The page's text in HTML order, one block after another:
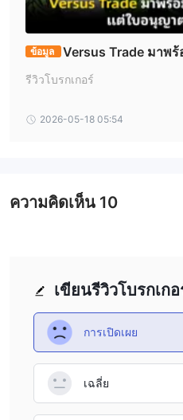
(Meta, Amazon, Apple, Netflix,
Toyota, Tesla), และUSDX4
NZDUSD)—ช่วยให้เทรดเดอร์สาม
ประเภทบัญชี
(สูงสุด 1:2000) และการดำเนินการ
ระดับมืออาชีพที่รองรับคลาสสินทรัพ
เทคนิค และ 6 ประเภทคำสั่ง พร้อม
การผสานรวมปฏิทินเศรษฐกิจ
เทรดเดอร์สามารถพัฒนากลยุทธ์อั
ดำเนินการความหน่วงต่ำและการ
เทรดมีประสิทธิภาพตั้งแต่การวิเคร
ข้อมูล
Versus Trade มาพร้
บอนุญาตยังมีคำถาม
รีวิวโบรกเกอร์
2026-05-18 05:54
เขียนรีวิวโบรกเกอ
การเปิดเผย
เฉลี่ย
ความคิดเห็น 10